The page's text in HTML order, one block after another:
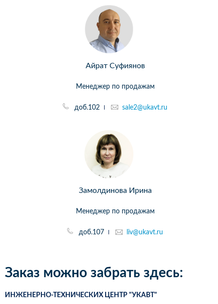
Айрат Суфиянов
Менеджер по продажам
доб.102 sale2@ukavt.ru
Замолдинова Ирина
Менеджер по продажам
доб.107 liv@ukavt.ru
Заказ можно забрать здесь:
ИНЖЕНЕРНО-ТЕХНИЧЕСКИХ ЦЕНТР "УКАВТ"